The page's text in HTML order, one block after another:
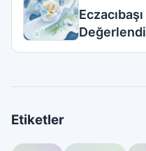
Etiketler